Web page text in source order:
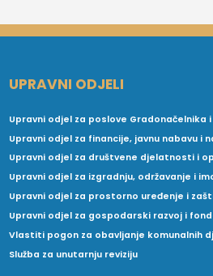
UPRAVNI ODJELI
Upravni odjel za poslove Gradonačelnika
Upravni odjel za financije, javnu nabavu i
Upravni odjel za društvene djelatnosti i
Upravni odjel za izgradnju, održavanje i
Upravni odjel za prostorno uređenje i
Upravni odjel za gospodarski razvoj i
Vlastiti pogon za obavljanje komunalnih
Služba za unutarnju reviziju